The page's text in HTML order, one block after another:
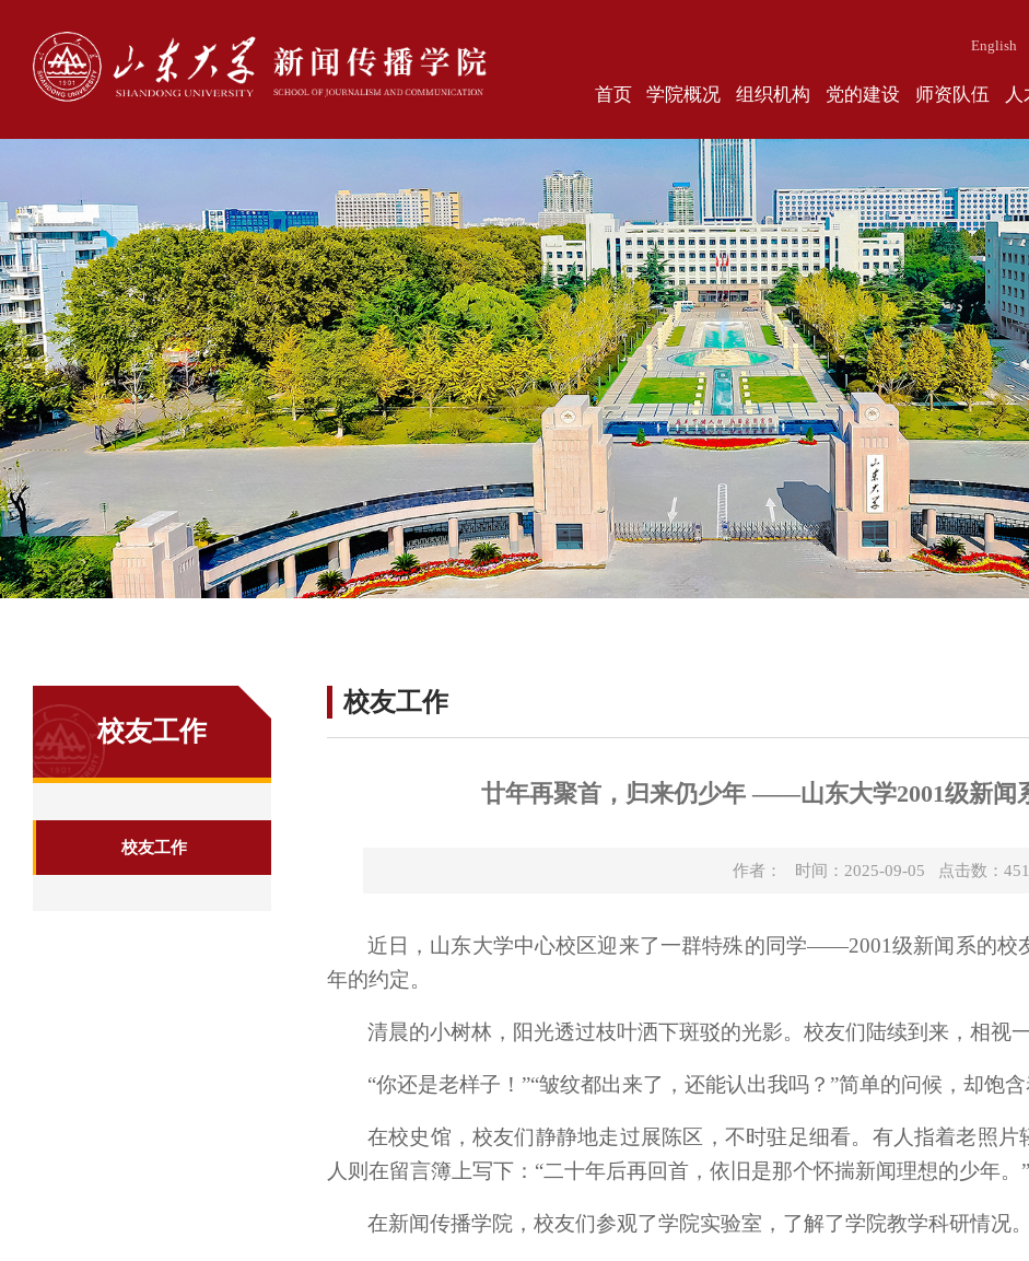
English
首页 学院概况 组织机构 党的建设 师资队伍
校友工作
校友工作
校友工作
廿年再聚首，归来仍少年 ——山东大学2001级新闻
作者： 时间：2025-09-05 点击数：451
近日，山东大学中心校区迎来了一群特殊的同学——2001级新闻系的校
年的约定。
清晨的小树林，阳光透过枝叶洒下斑驳的光影。校友们陆续到来，相视
“你还是老样子！”“皱纹都出来了，还能认出我吗？”简单的问候，却饱含
在校史馆，校友们静静地走过展陈区，不时驻足细看。有人指着老照
人则在留言簿上写下：“二十年后再回首，依旧是那个怀揣新闻理想的少年。”
在新闻传播学院，校友们参观了学院实验室，了解了学院教学科研情况。